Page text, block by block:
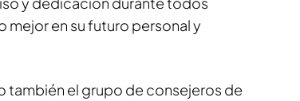
mejor en su futuro personal y
también el grupo de consejeros de